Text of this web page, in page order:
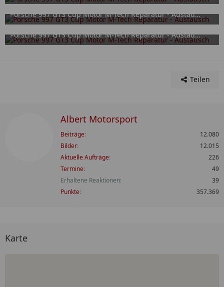
15. September 2025
Porsche 997 GT3 Cup Motor M-Tech Reparatur - Austausch
15. September 2025
Porsche 997 GT3 Cup Motor M-Tech Reparatur - Austausch
15. September 2025
Teilen
Albert Motorsport
Beiträge
12.080
Bilder
12.015
Aktuelle Aufträge
226
Termine
49
Erhaltene Reaktionen
39
Punkte
357.369
Karte